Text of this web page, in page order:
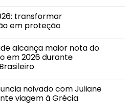
transformar
em proteção
alcança maior nota do
em 2026 durante
noivado com Juliane
viagem à Grécia